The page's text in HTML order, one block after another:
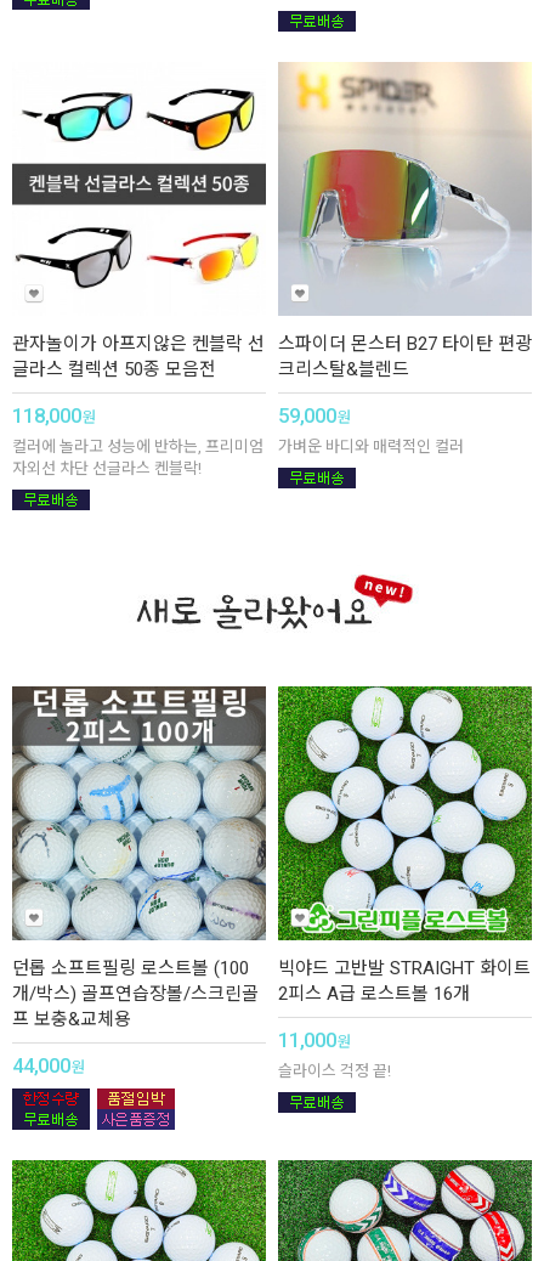
관자놀이가 아프지않은 켄블락 선
글라스 컬렉션 50종 모음전
118,000원
컬러에 놀라고 성능에 반하는, 프리미엄
자외선 차단 선글라스 켄블락!
스파이더 몬스터 B27 타이탄 편광
크리스탈&블렌드
59,000원
가벼운 바디와 매력적인 컬러
던롭 소프트필링 로스트볼 (100
개/박스) 골프연습장볼/스크린골
프 보충&교체용
44,000원
빅야드 고반발 STRAIGHT 화이트
2피스 A급 로스트볼 16개
11,000원
슬라이스 걱정 끝!